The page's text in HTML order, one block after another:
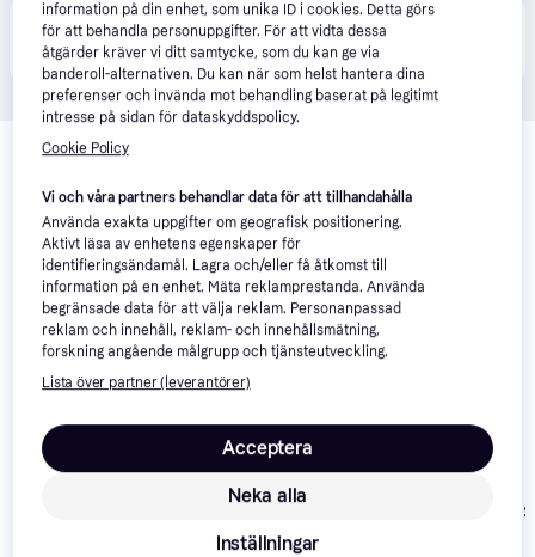
Produkten finns även hos 1 butik som valt att inte
samarbeta med PriceRunner.
Relaterade produkter
intressera dig. Visa alla
Impala Quad Skates
Impala Quad Skate -
Leopard
Impala Quad
information på din enhet, som unika ID i cookies. Detta görs
för att behandla personuppgifter. För att vidta dessa
åtgärder kräver vi ditt samtycke, som du kan ge via
banderoll-alternativen. Du kan när som helst hantera dina
preferenser och invända mot behandling baserat på legitimt
intresse på sidan för dataskyddspolicy.
Cookie Policy
Vi och våra partners behandlar data för att tillhandahålla
Använda exakta uppgifter om geografisk positionering.
Aktivt läsa av enhetens egenskaper för
identifieringsändamål. Lagra och/eller få åtkomst till
information på en enhet. Mäta reklamprestanda. Använda
begränsade data för att välja reklam. Personanpassad
reklam och innehåll, reklam- och innehållsmätning,
forskning angående målgrupp och tjänsteutveckling.
Lista över partner (leverantörer)
Neka alla
Acceptera
Inställningar